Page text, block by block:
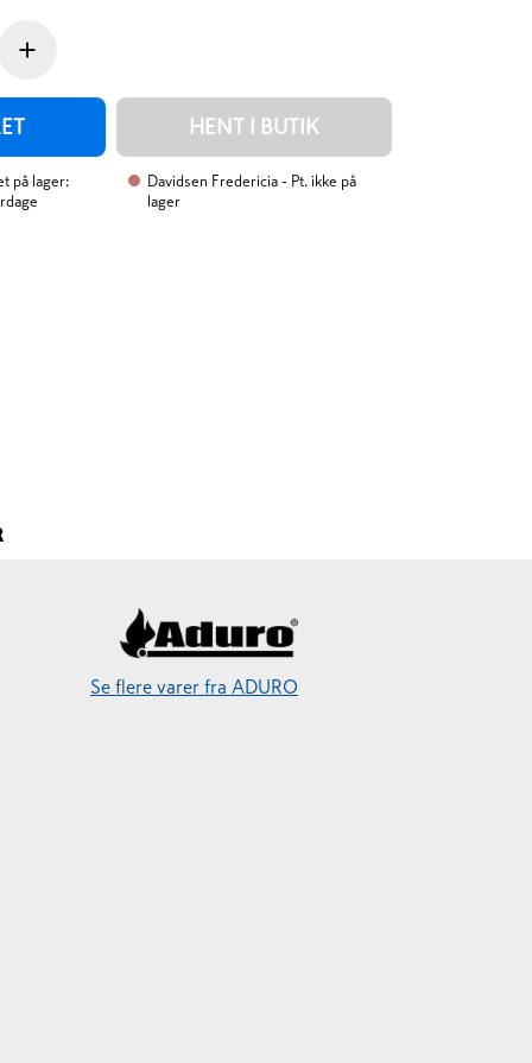
+
HENT I BUTIK
på lager:
Davidsen Fredericia - Pt. ikke på
lager
Se flere varer fra ADURO